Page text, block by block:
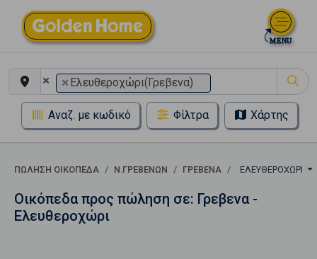
× × Ελευθεροχώρι(Γρεβενα)
Αναζ. με κωδικό Φίλτρα Χάρτης
ΠΏΛΗΣΗ ΟΙΚΌΠΕΔΑ Ν.ΓΡΕΒΕΝΩΝ ΓΡΕΒΕΝΑ ΕΛΕΥΘΕΡΟΧΏΡΙ
Οικόπεδα προς πώληση σε: Γρεβενα -
Ελευθεροχώρι